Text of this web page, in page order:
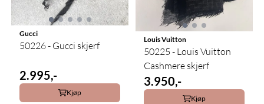
Gucci
50226 - Gucci skjerf
2.995,-
Kjøp
Louis Vuitton
50225 - Louis Vuitton
Cashmere skjerf
3.950,-
Kjøp